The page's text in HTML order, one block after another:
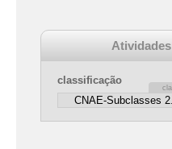
Atividades
classificação